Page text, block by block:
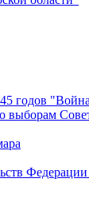
годов